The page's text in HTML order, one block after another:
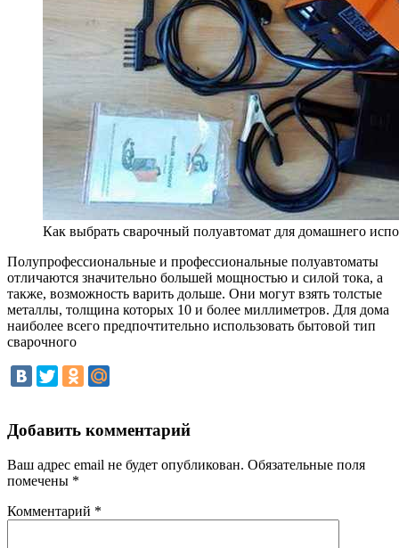
Как выбрать сварочный полуавтомат для домашнего
Полупрофессиональные и профессиональные полуавтоматы
отличаются значительно большей мощностью и силой тока, а
также, возможность варить дольше. Они могут взять толстые
металлы, толщина которых 10 и более миллиметров. Для дома
наиболее всего предпочтительно использовать бытовой тип
сварочного
Добавить комментарий
Ваш адрес email не будет опубликован. Обязательные поля
помечены *
Комментарий *